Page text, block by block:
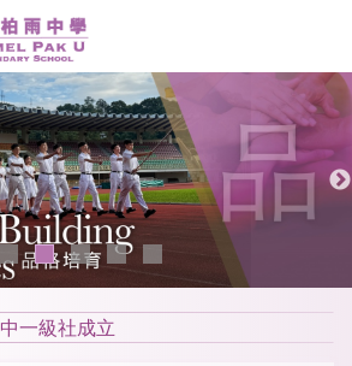
中一級社成立